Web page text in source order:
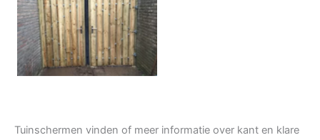
Tuindeur grenen
Tuinschermen vinden of meer informatie over kant en klare